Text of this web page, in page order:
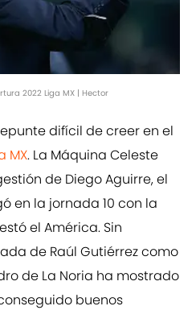
2022 Liga MX | Hector
difícil de creer en el
MX. La Máquina Celeste
de Diego Aguirre, el
en la jornada 10 con la
el América. Sin
de Raúl Gutiérrez como
de La Noria ha mostrado
buenos